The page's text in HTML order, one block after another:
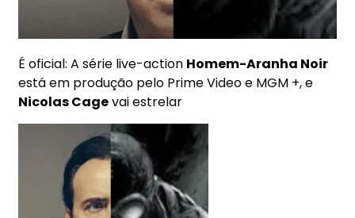
É oficial: A série live-action Homem-Aranha Noir
está em produção pelo Prime Video e MGM +, e
Nicolas Cagevai estrelar